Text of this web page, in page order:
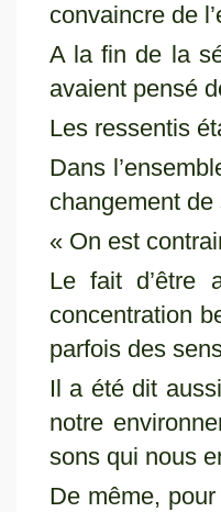
convaincre de
A la fin de la
avaient pensé
Les ressentis
Dans
changement
« On est
Le fait d’être
concentration
parfois des
Il a été dit
notre
sons qui nous
De même,